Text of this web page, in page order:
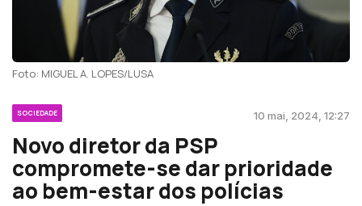
Foto: MIGUEL A. LOPES/LUSA
SOCIEDADE 10 mai, 2024, 12:27
Novo diretor da PSP
compromete-se dar prioridade
ao bem-estar dos polícias